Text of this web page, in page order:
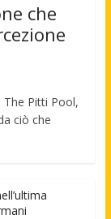
che
Pitti Pool,
ciò che